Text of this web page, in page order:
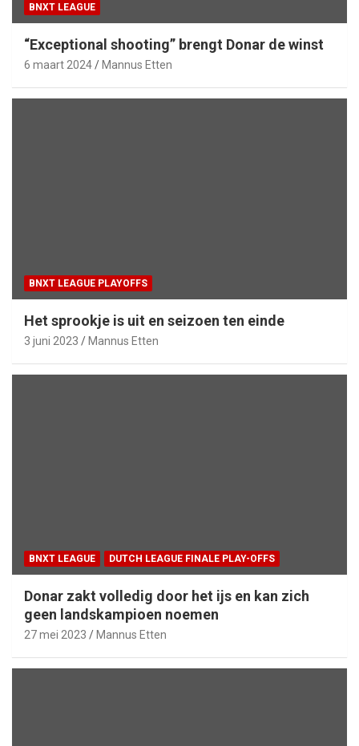
BNXT LEAGUE
“Exceptional shooting” brengt Donar de winst
6 maart 2024 Mannus Etten
BNXT LEAGUE PLAYOFFS
Het sprookje is uit en seizoen ten einde
3 juni 2023 Mannus Etten
BNXT LEAGUE DUTCH LEAGUE FINALE PLAY-OFFS
Donar zakt volledig door het ijs en kan zich
geen landskampioen noemen
27 mei 2023 Mannus Etten